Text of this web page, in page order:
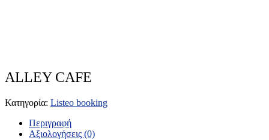
ALLEY CAFE
Κατηγορία: Listeo booking
Περιγραφή
Αξιολογήσεις (0)